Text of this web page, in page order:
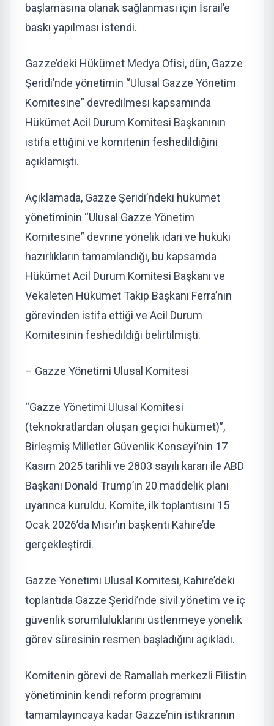
başlamasına olanak sağlanması için İsrail’e
baskı yapılması istendi.
Gazze’deki Hükümet Medya Ofisi, dün, Gazze
Şeridi’nde yönetimin “Ulusal Gazze Yönetim
Komitesine” devredilmesi kapsamında
Hükümet Acil Durum Komitesi Başkanının
istifa ettiğini ve komitenin feshedildiğini
açıklamıştı.
Açıklamada, Gazze Şeridi’ndeki hükümet
yönetiminin “Ulusal Gazze Yönetim
Komitesine” devrine yönelik idari ve hukuki
hazırlıkların tamamlandığı, bu kapsamda
Hükümet Acil Durum Komitesi Başkanı ve
Vekaleten Hükümet Takip Başkanı Ferra’nın
görevinden istifa ettiği ve Acil Durum
Komitesinin feshedildiği belirtilmişti.
– Gazze Yönetimi Ulusal Komitesi
“Gazze Yönetimi Ulusal Komitesi
(teknokratlardan oluşan geçici hükümet)”,
Birleşmiş Milletler Güvenlik Konseyi’nin 17
Kasım 2025 tarihli ve 2803 sayılı kararı ile ABD
Başkanı Donald Trump’ın 20 maddelik planı
uyarınca kuruldu. Komite, ilk toplantısını 15
Ocak 2026’da Mısır’ın başkenti Kahire’de
gerçekleştirdi.
Gazze Yönetimi Ulusal Komitesi, Kahire’deki
toplantıda Gazze Şeridi’nde sivil yönetim ve iç
güvenlik sorumluluklarını üstlenmeye yönelik
görev süresinin resmen başladığını açıkladı.
Komitenin görevi de Ramallah merkezli Filistin
yönetiminin kendi reform programını
tamamlayıncaya kadar Gazze’nin istikrarının